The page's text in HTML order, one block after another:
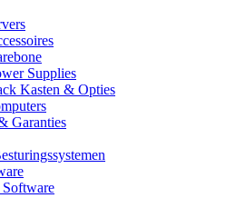
Supplies
Kasten & Opties
Garanties